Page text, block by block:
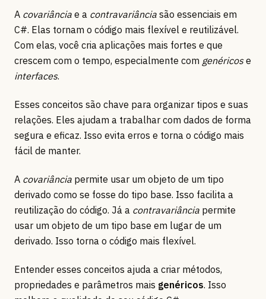
A covariância e a contravariância são essenciais em
C#. Elas tornam o código mais flexível e reutilizável.
Com elas, você cria aplicações mais fortes e que
crescem com o tempo, especialmente com genéricose
interfaces.
Esses conceitos são chave para organizar tipos e suas
relações. Eles ajudam a trabalhar com dados de forma
segura e eficaz. Isso evita erros e torna o código mais
fácil de manter.
A covariância permite usar um objeto de um tipo
derivado como se fosse do tipo base. Isso facilita a
reutilização do código. Já a contravariância permite
usar um objeto de um tipo base em lugar de um
derivado. Isso torna o código mais flexível.
Entender esses conceitos ajuda a criar métodos,
propriedades e parâmetros mais genéricos. Isso